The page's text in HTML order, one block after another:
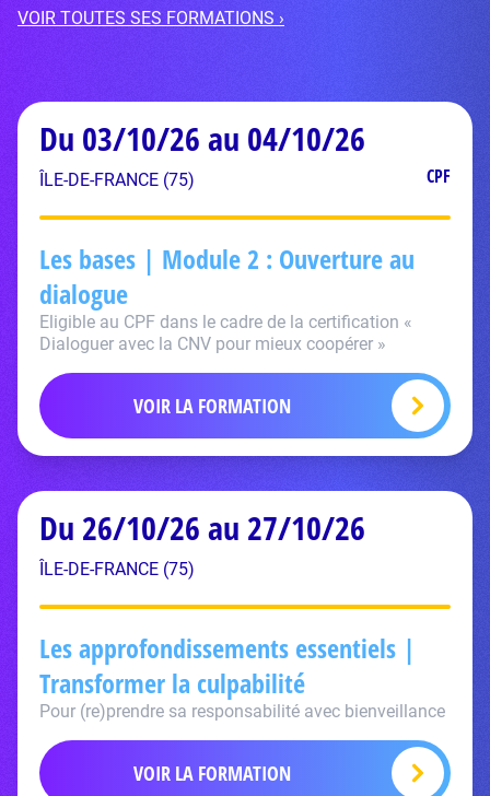
VOIR TOUTES SES FORMATIONS ›
Du 03/10/26 au 04/10/26
ÎLE-DE-FRANCE (75) CPF
Les bases | Module 2 : Ouverture au
dialogue
Eligible au CPF dans le cadre de la certification «
Dialoguer avec la CNV pour mieux coopérer »
VOIR LA FORMATION
Du 26/10/26 au 27/10/26
ÎLE-DE-FRANCE (75)
Les approfondissements essentiels |
Transformer la culpabilité
Pour (re)prendre sa responsabilité avec bienveillance
VOIR LA FORMATION